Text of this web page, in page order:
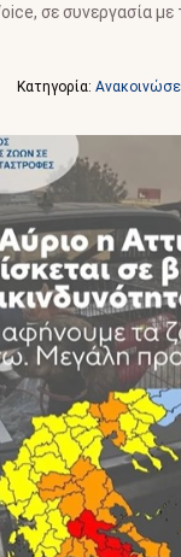
σε συνεργασία
Κατηγορία: